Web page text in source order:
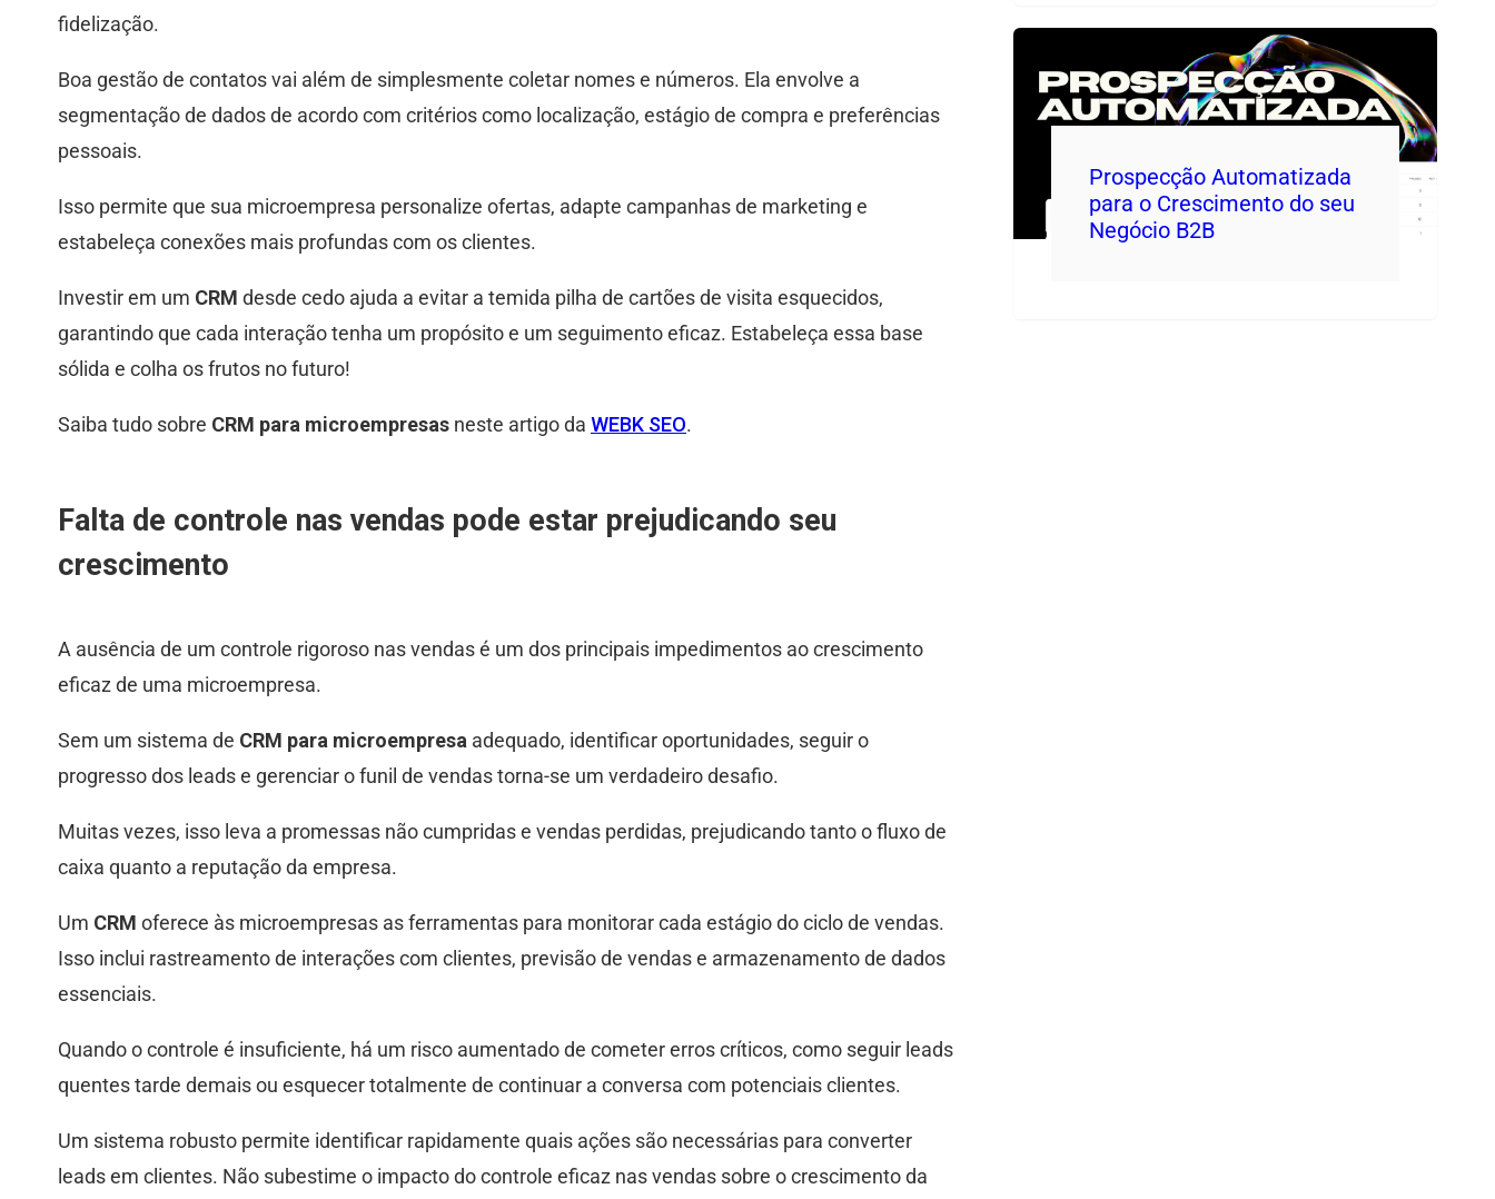
fidelização.
Boa gestão de contatos vai além de simplesmente coletar nomes e números. Ela envolve a
segmentação de dados de acordo com critérios como localização, estágio de compra e preferências
pessoais.
Isso permite que sua microempresa personalize ofertas, adapte campanhas de marketing e
estabeleça conexões mais profundas com os clientes.
Investir em um CRM desde cedo ajuda a evitar a temida pilha de cartões de visita esquecidos,
garantindo que cada interação tenha um propósito e um seguimento eficaz. Estabeleça essa base
sólida e colha os frutos no futuro!
Saiba tudo sobre CRM para microempresas neste artigo da WEBK SEO.
Falta de controle nas vendas pode estar prejudicando seu
crescimento
A ausência de um controle rigoroso nas vendas é um dos principais impedimentos ao crescimento
eficaz de uma microempresa.
Sem um sistema de CRM para microempresa adequado, identificar oportunidades, seguir o
progresso dos leads e gerenciar o funil de vendas torna-se um verdadeiro desafio.
Muitas vezes, isso leva a promessas não cumpridas e vendas perdidas, prejudicando tanto o fluxo de
caixa quanto a reputação da empresa.
Um CRM oferece às microempresas as ferramentas para monitorar cada estágio do ciclo de vendas.
Isso inclui rastreamento de interações com clientes, previsão de vendas e armazenamento de dados
essenciais.
Quando o controle é insuficiente, há um risco aumentado de cometer erros críticos, como seguir leads
quentes tarde demais ou esquecer totalmente de continuar a conversa com potenciais clientes.
Um sistema robusto permite identificar rapidamente quais ações são necessárias para converter
leads em clientes. Não subestime o impacto do controle eficaz nas vendas sobre o crescimento da
Prospecção Automatizada
para o Crescimento do seu
Negócio B2B